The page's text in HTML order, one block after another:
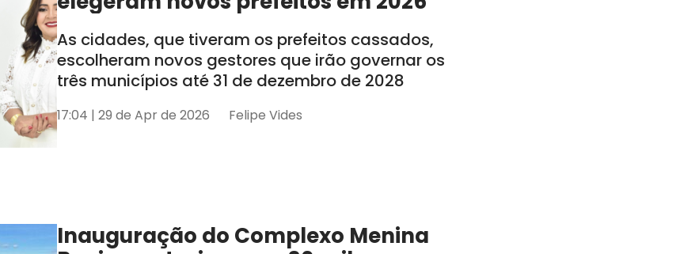
As cidades, que tiveram os prefeitos cassados,
escolheram novos gestores que irão governar os
três municípios até 31 de dezembro de 2028
17:04 | 29 de Apr de 2026 Felipe Vides
Inauguração do Complexo Menina